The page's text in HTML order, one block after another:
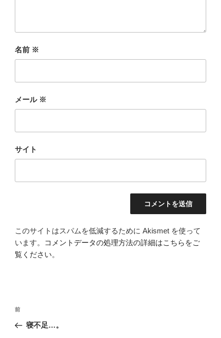
名前 ※
メール ※
サイト
このサイトはスパムを低減するために Akismet を使って
います。
コメントデータの処理方法の詳細はこちらをご
覧ください。
投
ナ
前
の
前
寝不足…。